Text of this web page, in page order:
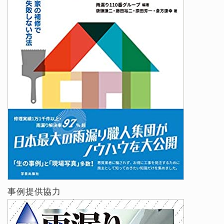
事例提供協力